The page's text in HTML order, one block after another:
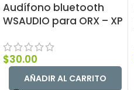
Audífono bluetooth
WSAUDIO para ORX – XP
$30.00
AÑADIR AL CARRITO